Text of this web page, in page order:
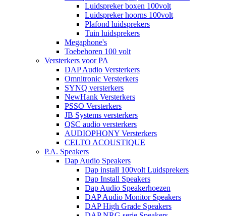
Luidspreker boxen 100volt
Luidspreker hoorns 100volt
Plafond luidsprekers
Tuin luidsprekers
Megaphone's
Toebehoren 100 volt
Versterkers voor PA
DAP Audio Versterkers
Omnitronic Versterkers
SYNQ versterkers
NewHank Versterkers
PSSO Versterkers
JB Systems versterkers
QSC audio versterkers
AUDIOPHONY Versterkers
CELTO ACOUSTIQUE
P.A. Speakers
Dap Audio Speakers
Dap install 100volt Luidsprekers
Dap Install Speakers
Dap Audio Speakerhoezen
DAP Audio Monitor Speakers
DAP High Grade Speakers